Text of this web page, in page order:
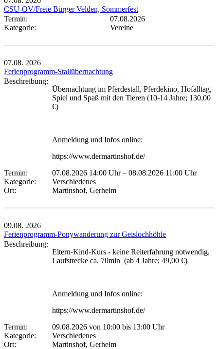
CSU-OV/Freie Bürger Velden, Sommerfest
Termin:
07.08.2026
Kategorie:
Vereine
07.08. 2026
Ferienprogramm-Stallübernachtung
Beschreibung:
Übernachtung im Pferdestall, Pferdekino, Hofalltag,
Spiel und Spaß mit den Tieren (10-14 Jahre; 130,00
€)
Anmeldung und Infos online:
https://www.dermartinshof.de/
Termin:
07.08.2026 14:00 Uhr– 08.08.2026 11:00 Uhr
Kategorie:
Verschiedenes
Ort:
Martinshof, Gerhelm
09.08. 2026
Ferienprogramm-Ponywanderung zur Geislochhöhle
Beschreibung:
Eltern-Kind-Kurs - keine Reiterfahrung notwendig,
Laufstrecke ca. 70min (ab 4 Jahre; 49,00 €)
Anmeldung und Infos online:
https://www.dermartinshof.de/
Termin:
09.08.2026 von 10:00 bis 13:00 Uhr
Kategorie:
Verschiedenes
Ort:
Martinshof, Gerhelm